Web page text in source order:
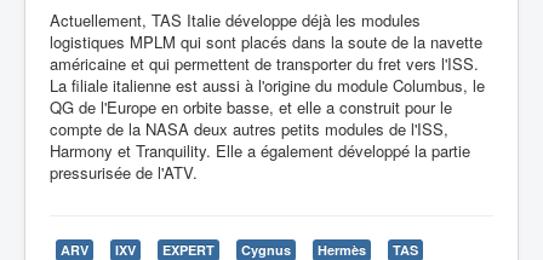
Actuellement, TAS Italie développe déjà les modules
logistiques MPLM qui sont placés dans la soute de la navette
américaine et qui permettent de transporter du fret vers l'ISS.
La filiale italienne est aussi à l'origine du module Columbus, le
QG de l'Europe en orbite basse, et elle a construit pour le
compte de la NASA deux autres petits modules de l'ISS,
Harmony et Tranquility. Elle a également développé la partie
pressurisée de l'ATV.
ARV IXV EXPERT Cygnus Hermès
TAS